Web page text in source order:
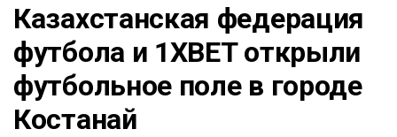
Казахстанская федерация
футбола и 1XBET открыли
футбольное поле в городе
Костанай